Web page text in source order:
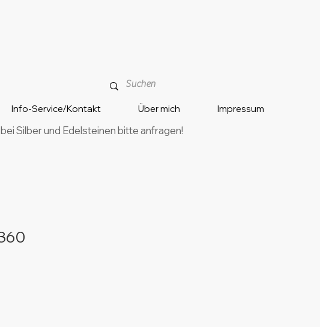
Info-Service/Kontakt Über mich Impressum
Silber und Edelsteinen bitte anfragen!